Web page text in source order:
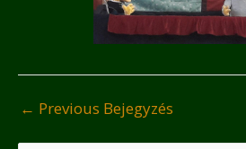
← Previous Bejegyzés